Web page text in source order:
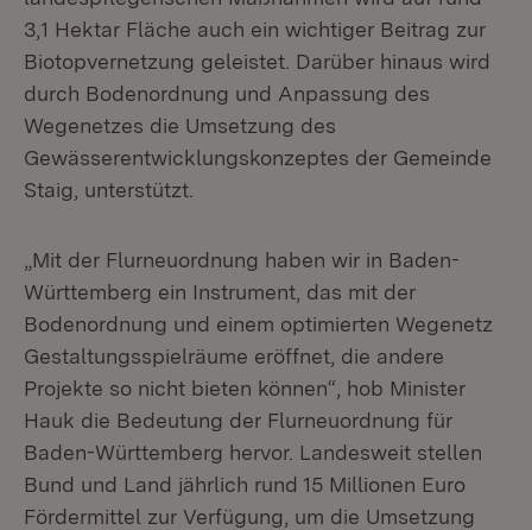
3,1 Hektar Fläche auch ein wichtiger Beitrag zur
Biotopvernetzung geleistet. Darüber hinaus wird
durch Bodenordnung und Anpassung des
Wegenetzes die Umsetzung des
Gewässerentwicklungskonzeptes der Gemeinde
Staig, unterstützt.
„Mit der Flurneuordnung haben wir in Baden-
Württemberg ein Instrument, das mit der
Bodenordnung und einem optimierten Wegenetz
Gestaltungsspielräume eröffnet, die andere
Projekte so nicht bieten können“, hob Minister
Hauk die Bedeutung der Flurneuordnung für
Baden-Württemberg hervor. Landesweit stellen
Bund und Land jährlich rund 15 Millionen Euro
Fördermittel zur Verfügung, um die Umsetzung